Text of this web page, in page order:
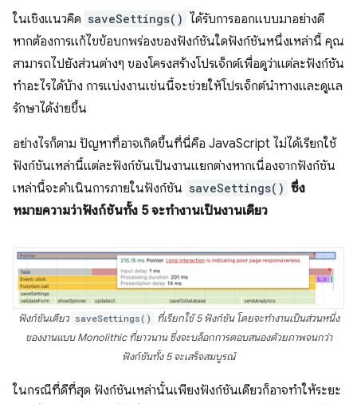
ในเชิงแนวคิด saveSettings() ได้รับการออกแบบมาอย่างดี
หากต้องการแก้ไขข้อบกพร่องของฟังก์ชันใดฟังก์ชันหนึ่งเหล่านี้ คุณ
สามารถไปยังส่วนต่างๆ ของโครงสร้างโปรเจ็กต์เพื่อดูว่าแต่ละฟังก์ชัน
ทำอะไรได้บ้าง การแบ่งงานเช่นนี้จะช่วยให้โปรเจ็กต์นำทางและดูแล
รักษาได้ง่ายขึ้น
อย่างไรก็ตาม ปัญหาที่อาจเกิดขึ้นที่นี่คือ JavaScript ไม่ได้เรียกใช้
ฟังก์ชันเหล่านี้แต่ละฟังก์ชันเป็นงานแยกต่างหากเนื่องจากฟังก์ชัน
เหล่านี้จะดำเนินการภายในฟังก์ชัน saveSettings() ซึ่ง
หมายความว่าฟังก์ชันทั้ง 5 จะทำงานเป็นงานเดียว
ฟังก์ชันเดียว saveSettings()
ที่เรียกใช้ 5 ฟังก์ชัน โดยจะทำงานเป็นส่วนหนึ่ง
ของงานแบบ Monolithic ที่ยาวนาน ซึ่งจะบล็อกการตอบสนองด้วยภาพจนกว่า
ฟังก์ชันทั้ง 5 จะเสร็จสมบูรณ์
ในกรณีที่ดีที่สุด ฟังก์ชันเหล่านั้นเพียงฟังก์ชันเดียวก็อาจทำให้ระยะ